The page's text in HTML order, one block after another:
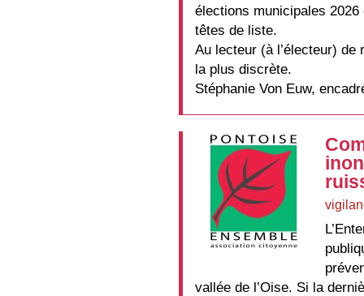
élections municipales
têtes de liste.
Au lecteur (à l’électeur)
la plus discrète.
Stéphanie Von Euw,
vallée de l’Oise. Si la